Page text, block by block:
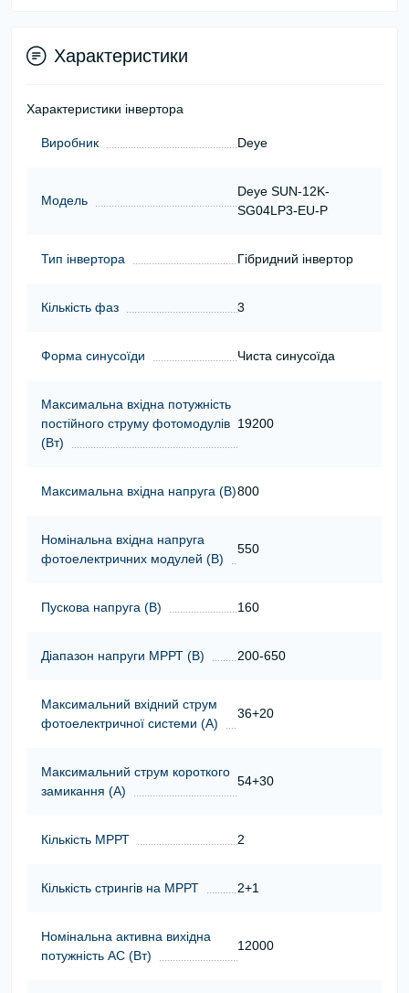
Характеристики
Характеристики інвертора
Виробник Deye
Модель
Deye SUN-12K-
SG04LP3-EU-P
Тип інвертора Гібридний інвертор
Кількість фаз 3
Форма синусоїди Чиста синусоїда
Максимальна вхідна потужність
постійного струму фотомодулів
(Вт)
19200
Максимальна вхідна напруга (В)800
Номінальна вхідна напруга
фотоелектричних модулей (В)
550
Пускова напруга (В) 160
Діапазон напруги МРРТ (В) 200-650
Максимальний вхідний струм
фотоелектричної системи (А)
36+20
Максимальний струм короткого
замикання (А)
54+30
Кількість МРРТ 2
Кількість стрингів на МРРТ 2+1
Номінальна активна вихідна
потужність АС (Вт)
12000